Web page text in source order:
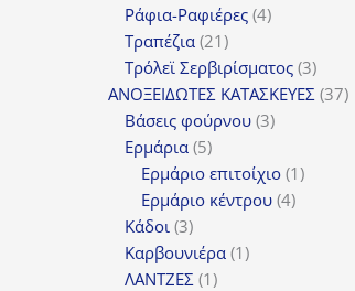
προϊόν
Ράφια-Ραφιέρες 44
Τραπέζια 2121
προϊόντα
Τρόλεϊ Σερβιρίσματος 33
ΑΝΟΞΕΙΔΩΤΕΣ ΚΑΤΑΣΚΕΥΕΣ 3737
Βάσεις φούρνου 33
Ερμάρια 55
προϊόντα
Ερμάριο επιτοίχιο 11
Ερμάριο κέντρου 44
Κάδοι 33
προϊόντα
Καρβουνιέρα 11
ΛΑΝΤΖΕΣ 11